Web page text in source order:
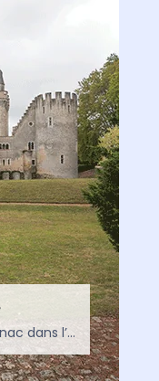
Aux confins du Berry, à Lignac dans l’Indre, le Château Guillaume domine son écrin de verdure depuis près de neuf siècles. Une forteresse médiévale dont l’histoire est intimement liée aux…